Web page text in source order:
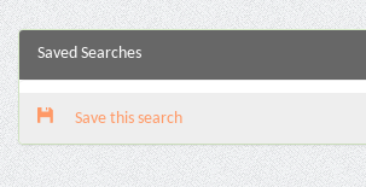
Saved Searches
Save this search